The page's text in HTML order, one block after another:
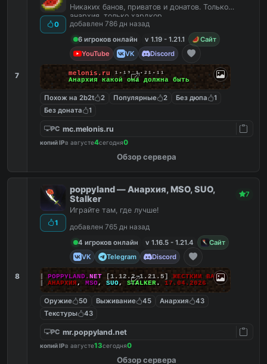
7
0
Никаких банов, приватов и донатов. Только
анархия, только хардкор
добавлен 786 дн назад
6 игроков онлайн
v 1.19 - 1.21.1
Сайт
YouTube
VK Discord
melonis.ru ¹⋅¹⁹⁻¹⋅²¹⋅¹¹
Анархия какой она должна быть
Похож на 2b2t 2 Популярные 2 Без дюпа
1
Без доната
1
PC mc.melonis.ru
копий IPв августе4сегодня0
Обзор сервера
8
1
poppyland — Анархия, MSO, SUO,
Stalker
7
Играйте там, где лучше!
добавлен 765 дн назад
4 игроков онлайн
v 1.16.5 - 1.21.4
Сайт
VK
Telegram Discord
POPPYLAND. NET[1.12.2-1.21.5] ЖЕСТКИЙ ВАЙП!
АНАРХИЯ, MSO, SUO, STALKER. 17.04.2026
Оружие 50 Выживание 45 Анархия
43
Текстуры
43
PC mr.poppyland.net
копий IPв августе13сегодня0
Обзор сервера